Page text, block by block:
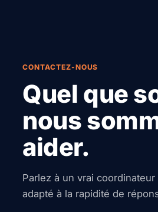
CONTACTEZ-NOUS
Quel que
nous
aider.
Parlez à un vrai
adapté à la rapidité de